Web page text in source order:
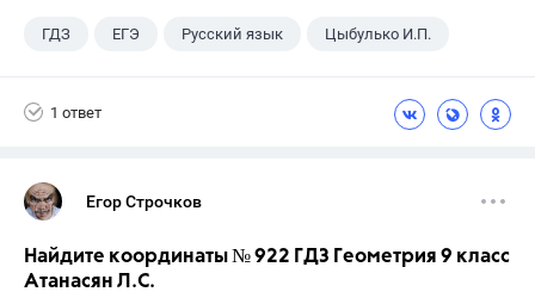
ГДЗ ЕГЭ Русский язык Цыбулько И.П.
1 ответ
Егор Строчков
Найдите координаты № 922 ГДЗ Геометрия 9 класс
Атанасян Л.С.